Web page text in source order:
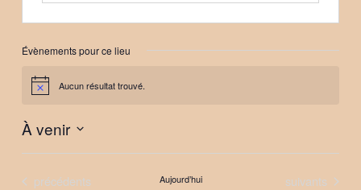
Évènements pour ce lieu
Notice Aucun résultat trouvé.
À venir
Sélectionnez
Évènements
précédents Aujourd’hui Évènements
suivants